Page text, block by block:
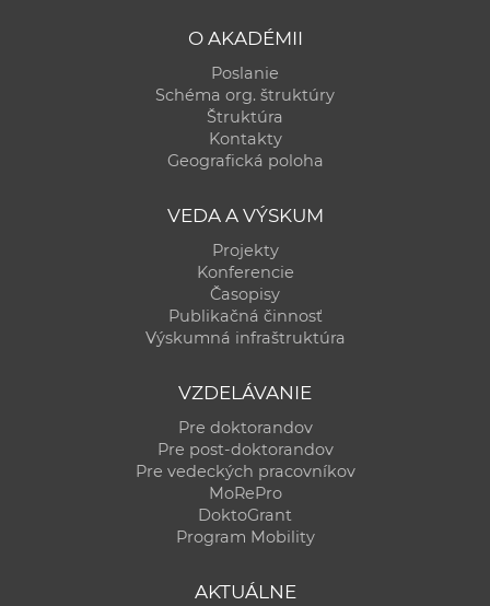
O AKADÉMII
Poslanie
Schéma org. štruktúry
Štruktúra
Kontakty
Geografická poloha
VEDA A VÝSKUM
Projekty
Konferencie
Časopisy
Publikačná činnosť
Výskumná infraštruktúra
VZDELÁVANIE
Pre doktorandov
Pre post-doktorandov
Pre vedeckých pracovníkov
MoRePro
DoktoGrant
Program Mobility
AKTUÁLNE